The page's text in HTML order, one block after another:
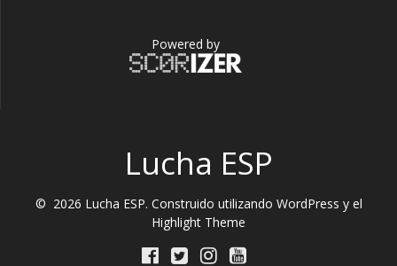
Powered by
Lucha ESP
© 2026 Lucha ESP. Construido utilizando WordPress y el
Highlight Theme